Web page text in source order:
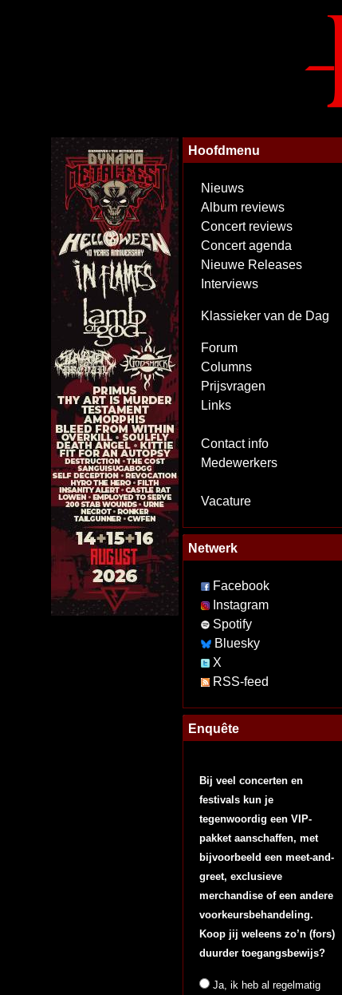
Hoofdmenu
Nieuws
Album reviews
Concert reviews
Concert agenda
Nieuwe Releases
Interviews
Klassieker van de Dag
Forum
Columns
Prijsvragen
Links
Contact info
Medewerkers
Vacature
Netwerk
Facebook
Instagram
Spotify
Bluesky
X
RSS-feed
Enquête
Bij veel concerten en
festivals kun je
tegenwoordig een VIP-
pakket aanschaffen, met
bijvoorbeeld een meet-and-
greet, exclusieve
merchandise of een andere
voorkeursbehandeling.
Koop jij weleens zo’n (fors)
duurder toegangsbewijs?
Ja, ik heb al regelmatig